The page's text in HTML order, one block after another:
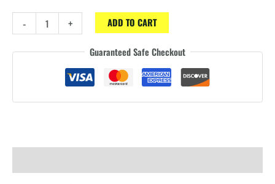
-
adjuster
plug
quantity
+ ADD TO CART
Guaranteed Safe Checkout